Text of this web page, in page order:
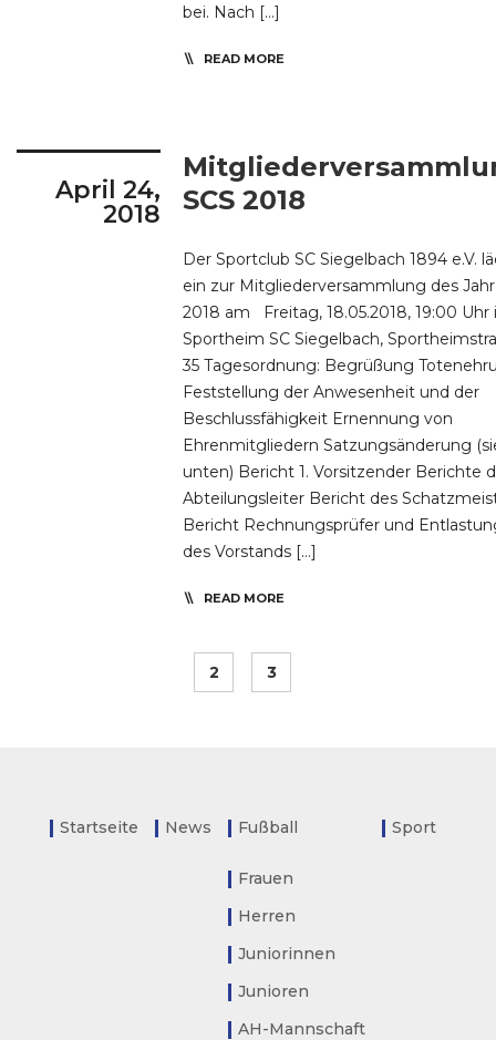
bei. Nach […]
READ MORE
April 24,
2018
SCS 2018
Der Sportclub SC Siegelbach 1894 e.V.
ein zur Mitgliederversammlung des
2018 am Freitag, 18.05.2018, 19:00 Uhr
Sportheim SC Siegelbach,
35 Tagesordnung: Begrüßung
Feststellung der Anwesenheit und der
Beschlussfähigkeit Ernennung von
Ehrenmitgliedern Satzungsänderung
unten) Bericht 1. Vorsitzender Berichte
Abteilungsleiter Bericht des
Bericht Rechnungsprüfer und
des Vorstands […]
READ MORE
2 3
Startseite News Fußball
Frauen
Herren
Juniorinnen
Junioren
AH-Mannschaft
Sport